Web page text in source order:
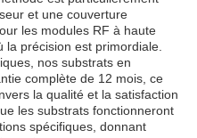
et une couverture
les modules RF à haute
précision est primordiale.
nos substrats en
complète de 12 mois, ce
la qualité et la satisfaction
les substrats fonctionneront
spécifiques, donnant